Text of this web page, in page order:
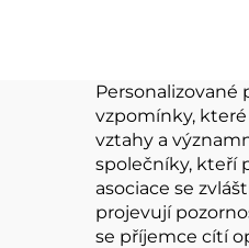
vzpomínky,
vztahy a
společníky, kteří
asociace se
projevují
se příjemce cítí